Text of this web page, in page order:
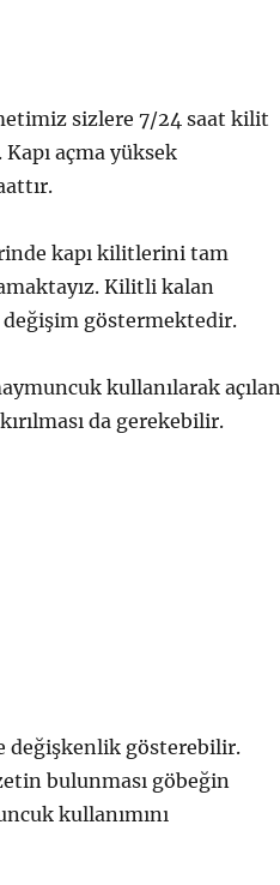
sizlere 7/24 saat kilit
açma yüksek
kapı kilitlerini tam
Kilitli kalan
değişim göstermektedir.
kullanılarak açılan
da gerekebilir.
değişkenlik gösterebilir.
bulunması göbeğin
kullanımını